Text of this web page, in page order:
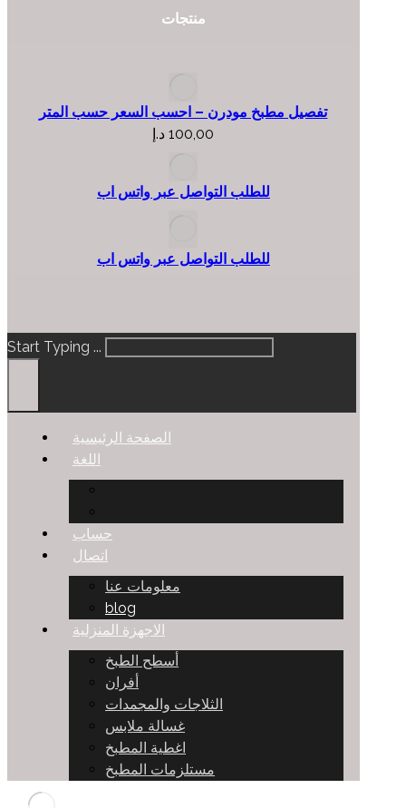
منتجات
تفصيل مطبخ مودرن – احسب السعر حسب المتر
100,00 د.إ
للطلب التواصل عبر واتس اب
للطلب التواصل عبر واتس اب
Start Typing ...
الصفحة الرئيسية
اللغة
حساب
اتصال
معلومات عنا
blog
الاجهزة المنزلية
أسطح الطبخ
أفران
الثلاجات والمجمدات
غسالة ملابس
اغطية المطبخ
مستلزمات المطبخ